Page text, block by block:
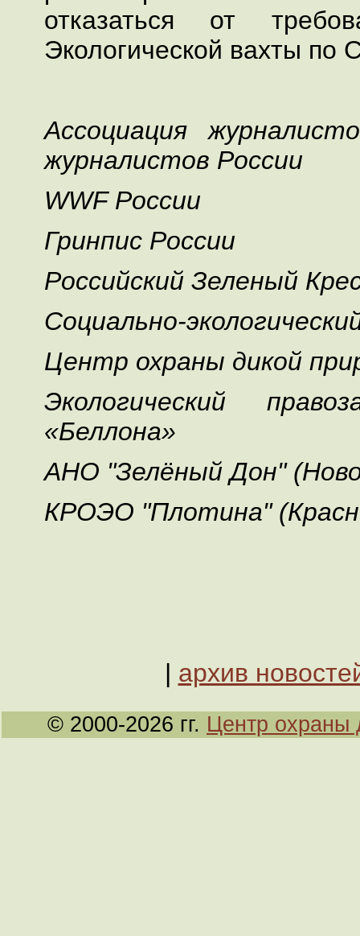
отказаться от
Экологической вахты по
Ассоциация
журналистов России
WWF России
Гринпис России
Российский Зеленый
Социально-
Центр охраны дикой
Экологический
«Беллона»
АНО "Зелёный Дон"
КРОЭО "Плотина"
| архив
© 2000-2026 гг. Центр охраны